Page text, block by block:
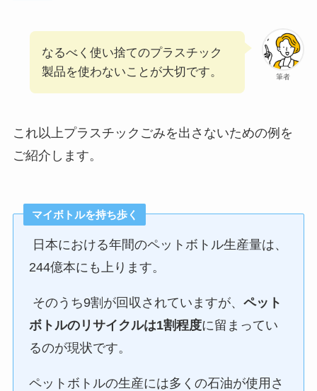
筆者
なるべく使い捨てのプラスチック
製品を使わないことが大切です。
これ以上プラスチックごみを出さないための例を
ご紹介します。
マイボトルを持ち歩く
日本における年間のペットボトル生産量は、
244億本にも上ります。
そのうち9割が回収されていますが、ペット
ボトルのリサイクルは1割程度に留まってい
るのが現状です。
ペットボトルの生産には多くの石油が使用さ